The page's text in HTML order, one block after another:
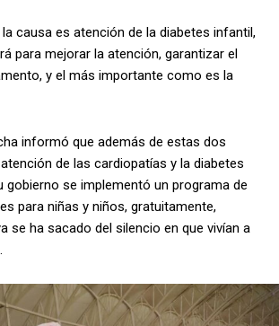
causa es atención de la diabetes infantil,
para mejorar la atención, garantizar el
y el más importante como es la
informó que además de estas dos
de las cardiopatías y la diabetes
gobierno se implementó un programa de
para niñas y niños, gratuitamente,
se ha sacado del silencio en que vivían a